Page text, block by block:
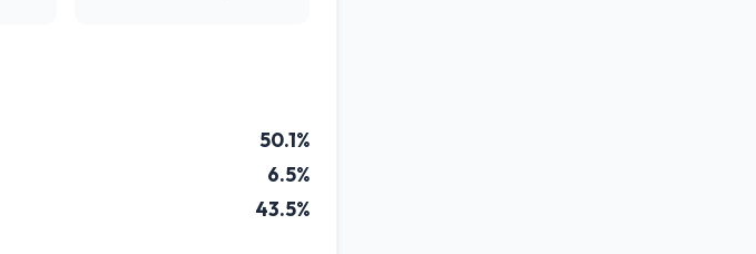
50.1%
6.5%
43.5%